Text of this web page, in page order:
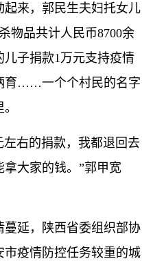
来，郭民生夫妇托女儿
物品共计人民币8700余
子捐款1万元支持疫情
育……一个个村民的名字
右的捐款，我都退回去
拿大家的钱。”郭甲宽
延，陕西省委组织部协
市疫情防控任务较重的城